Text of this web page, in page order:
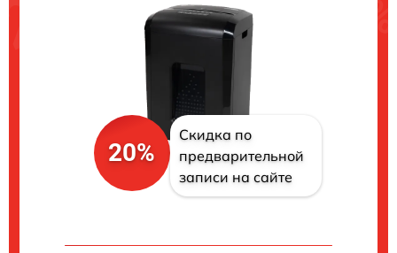
20%
Скидка по
предварительной
записи на сайте